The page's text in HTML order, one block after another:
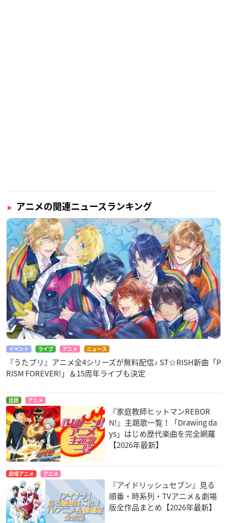
アニメの関連ニュースランキング
イベント ライブ アニメ ニュース
『うたプリ』アニメ全4シリーズが無料配信♪ ST☆RISH新曲「P
RISM FOREVER!」＆15周年ライブも決定
話題 アニメ
『家庭教師ヒットマンREBOR
N!』主題歌一覧！「Drawing da
ys」はじめ歴代楽曲を完全網羅
【2026年最新】
劇場アニメ アニメ
『アイドリッシュセブン』見る
順番・時系列・TVアニメ＆劇場
版全作品まとめ【2026年最新】